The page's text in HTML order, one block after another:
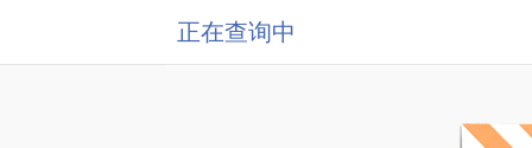
正在查询中